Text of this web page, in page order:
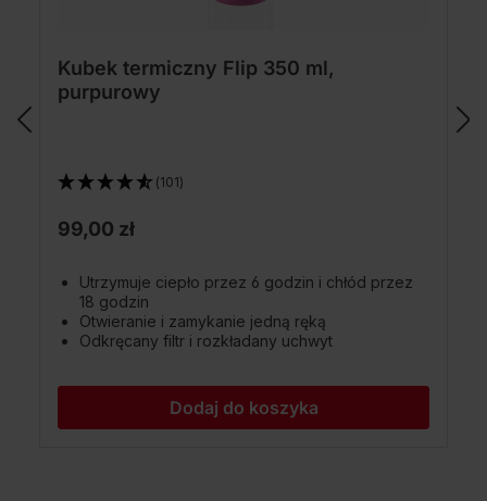
Kubek termiczny Flip 350 ml,
purpurowy
(101)
99,00 zł
Utrzymuje ciepło przez 6 godzin i chłód przez
18 godzin
Otwieranie i zamykanie jedną ręką
Odkręcany filtr i rozkładany uchwyt
Dodaj do koszyka